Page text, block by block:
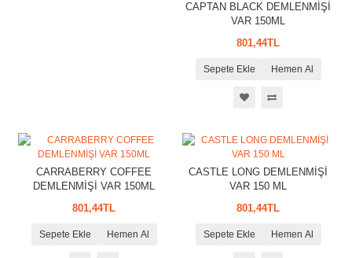
CAPTAN BLACK DEMLENMİŞİ
VAR 150ML
801,44TL
Sepete Ekle Hemen Al
CARRABERRY COFFEE
DEMLENMİŞİ VAR 150ML
801,44TL
Sepete Ekle Hemen Al
CASTLE LONG DEMLENMİŞİ
VAR 150 ML
801,44TL
Sepete Ekle Hemen Al